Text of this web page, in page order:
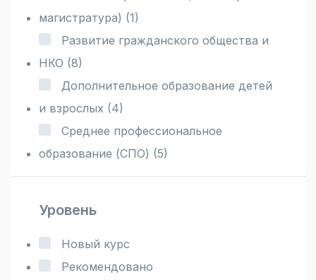
магистратура) (1)
Развитие гражданского общества и
НКО (8)
Дополнительное образование детей
и взрослых (4)
Среднее профессиональное
образование (СПО) (5)
Уровень
Новый курс
Рекомендовано